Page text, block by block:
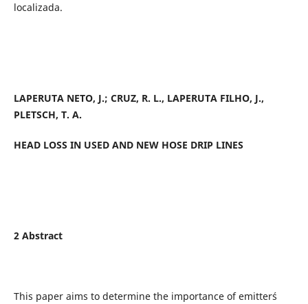
localizada.
LAPERUTA NETO, J.; CRUZ, R. L., LAPERUTA FILHO, J.,
PLETSCH, T. A.
HEAD LOSS IN USED AND NEW HOSE DRIP LINES
2 Abstract
This paper aims to determine the importance of emitter´s